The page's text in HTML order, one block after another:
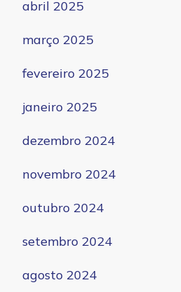
abril 2025
março 2025
fevereiro 2025
janeiro 2025
dezembro 2024
novembro 2024
outubro 2024
setembro 2024
agosto 2024